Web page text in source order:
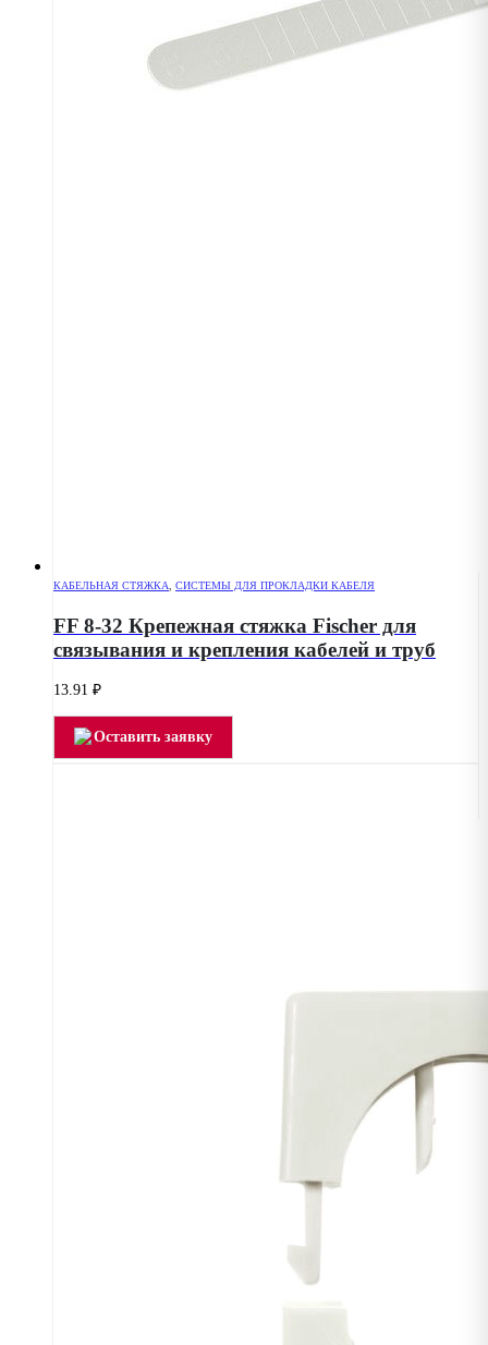
КАБЕЛЬНАЯ СТЯЖКА СИСТЕМЫ ДЛЯ ПРОКЛАДКИ КАБЕЛЯ
FF 8-32 Крепежная стяжка Fischer для
связывания и крепления кабелей и труб
13.91 ₽
Оставить заявку